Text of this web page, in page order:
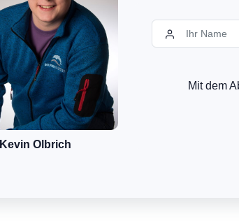
Kevin Olbrich
Mit dem